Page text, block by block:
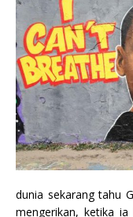
dunia sekarang tahu
mengerikan, ketika